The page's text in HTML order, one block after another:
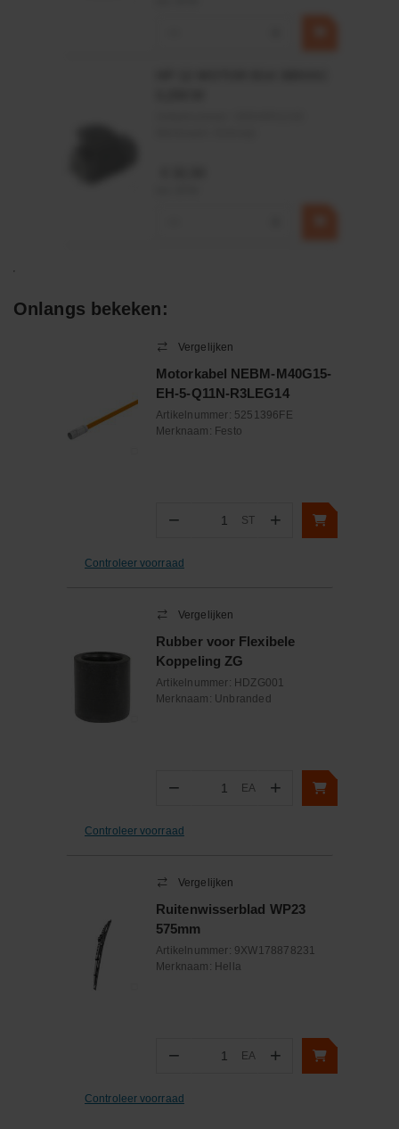
Onlangs bekeken:
Vergelijken
Motorkabel NEBM-M40G15-
EH-5-Q11N-R3LEG14
Artikelnummer: 5251396FE
Merknaam: Festo
− Aantal
ST +
Controleer voorraad
Vergelijken
Rubber voor Flexibele
Koppeling ZG
Artikelnummer: HDZG001
Merknaam: Unbranded
− Aantal
EA +
Controleer voorraad
Vergelijken
Ruitenwisserblad WP23
575mm
Artikelnummer: 9XW178878231
Merknaam: Hella
− Aantal
EA +
Controleer voorraad